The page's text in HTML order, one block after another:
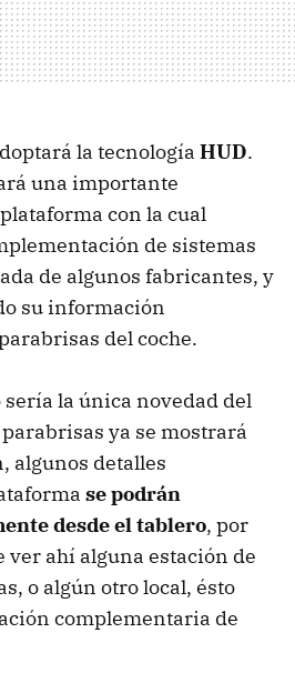
la tecnología HUD.
una importante
con la cual
de sistemas
de algunos fabricantes, y
su información
del coche.
sería la única novedad del
ya se mostrará
algunos detalles
se podrán
desde el tablero, por
ver ahí alguna estación de
o algún otro local, ésto
complementaria de